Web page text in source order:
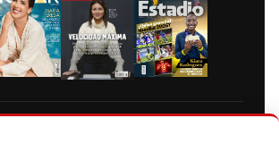
su titular, de todos los contenidos de Vistazo.com.